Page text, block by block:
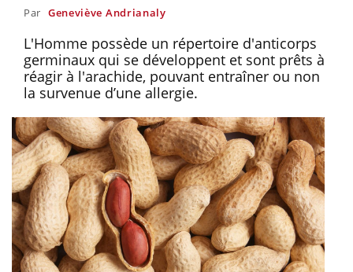
Par Geneviève Andrianaly
L'Homme possède un répertoire d'anticorps
germinaux qui se développent et sont prêts à
réagir à l'arachide, pouvant entraîner ou non
la survenue d’une allergie.